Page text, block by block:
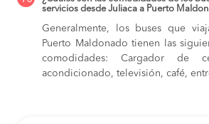
servicios desde Juliaca a Puerto
Generalmente, los buses que
Puerto Maldonado tienen las
comodidades: Cargador de
acondicionado, televisión, café,